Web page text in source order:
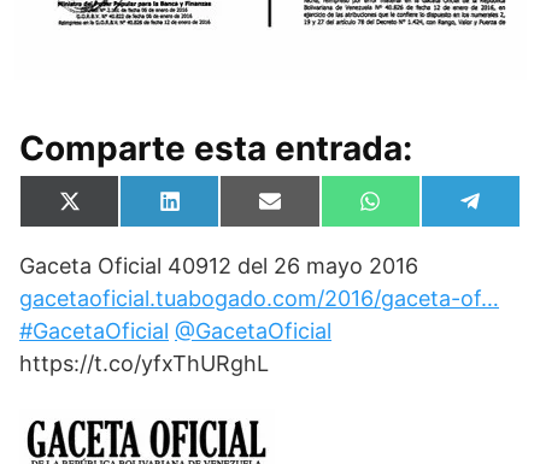
Comparte esta entrada:
Compartir
en
X
(
w
t
t
e
r
Compartir
en
L
i
k
e
d
I
n
Compartir
en
E
m
i
Compartir
en
W
h
t
s
A
en
e
g
r
Gaceta Oficial 40912 del 26 mayo 2016
gacetaoficial.tuabogado.com/2016/gaceta-of…
#GacetaOficial @GacetaOficial
https://t.co/yfxThURghL